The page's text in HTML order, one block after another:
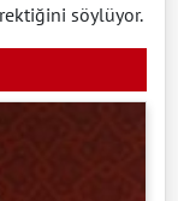
söylüyor.